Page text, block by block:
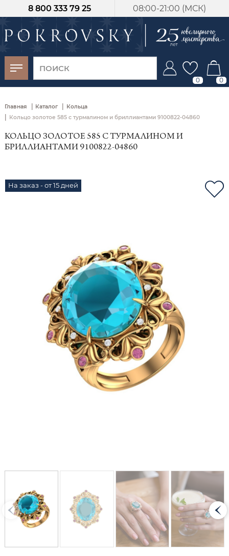
08:00-21:00 (МСК)
8 800 333 79 25
0 0
Главная | Каталог | Кольца
| Кольцо золотое 585 с турмалином и бриллиантами 9100822-04860
КОЛЬЦО ЗОЛОТОЕ 585 С ТУРМАЛИНОМ И
БРИЛЛИАНТАМИ 9100822-04860
На заказ - от 15 дней
-30%
от 15 дней с
момента оплаты